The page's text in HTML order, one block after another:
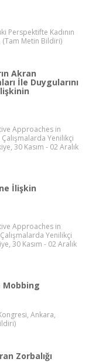
Perspektifte Kadının
(Tam Metin Bildiri)
Akran
İle Duygularını
Approaches in
Yenilikçi
30 Kasım - 02 Aralık
İlişkin
Approaches in
Yenilikçi
30 Kasım - 02 Aralık
Mobbing
Ankara,
Zorbalığı